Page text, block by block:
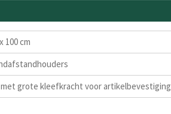
100 cm
grote kleefkracht voor artikelbevestiging